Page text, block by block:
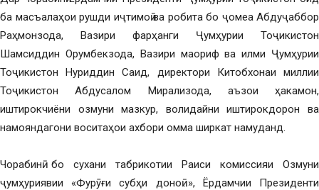
ба масъалаҳои рушди иҷтимоӣ ва робита бо ҷомеа Абдуҷаббор
Раҳмонзода, Вазири фарҳанги Ҷумҳурии Тоҷикистон
Шамсиддин Орумбекзода, Вазири маориф ва илми Ҷумҳурии
Тоҷикистон Нуриддин Саид, директори Китобхонаи миллии
Тоҷикистон Абдусалом Мирализода, аъзои ҳакамон,
иштирокчиёни озмуни мазкур, волидайни иштирокдорон ва
намояндагони воситаҳои ахбори омма ширкат намуданд.
Чорабинӣ бо сухани табрикотии Раиси комиссияи Озмуни
ҷумҳуриявии «Фурӯғи субҳи доноӣ…», Ёрдамчии Президенти